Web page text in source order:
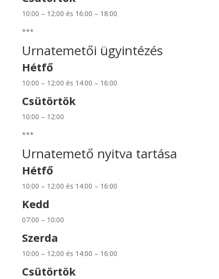
10:00 – 12:00 és 16:00 – 18:00
***
Urnatemetői ügyintézés
Hétfő
10:00 – 12:00 és 14:00 – 16:00
Csütörtök
10:00 – 12:00
***
Urnatemető nyitva tartása
Hétfő
10:00 – 12:00 és 14:00 – 16:00
Kedd
07:00 – 10:00
Szerda
10:00 – 12:00 és 14:00 – 16:00
Csütörtök